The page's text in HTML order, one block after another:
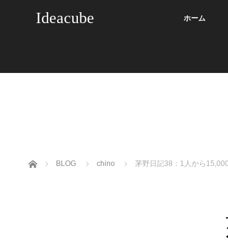
Ideacube ホーム
ホーム BLOG chino 茅野日記38：1人から